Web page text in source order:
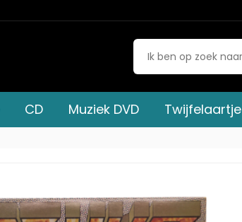
CD Muziek DVD Twijfelaartje